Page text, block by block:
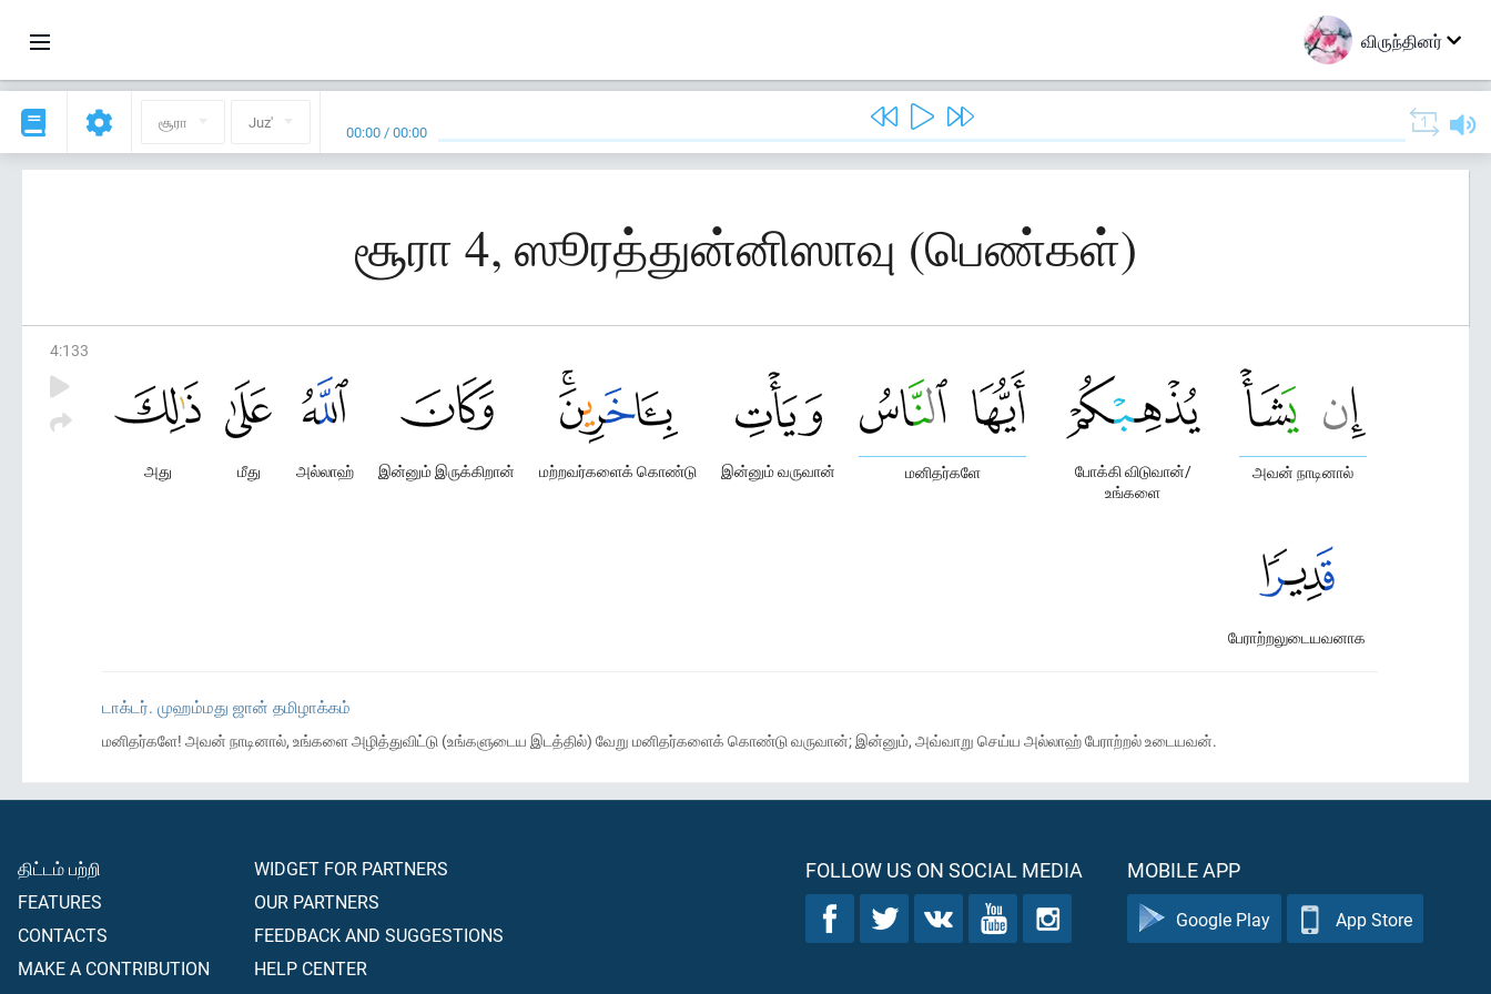
விருந்தினர்
சூரா Juz' 00:00 /00:00
சூரா 4, ஸூரத்துன்னிஸாவு (பெண்கள்)
4:133
அவன் நாடினால்
போக்கி விடுவான்/
உங்களை
மனிதர்களே
இன்னும் வருவான்
மற்றவர்களைக் கொண்டு
இன்னும் இருக்கிறான்
அல்லாஹ்
மீது
அது
பேராற்றலுடையவனாக
டாக்டர். முஹம்மது ஜான் தமிழாக்கம்
மனிதர்களே! அவன் நாடினால், உங்களை அழித்துவிட்டு (உங்களுடைய இடத்தில்) வேறு மனிதர்களைக் கொண்டு வருவான்; இன்னும், அவ்வாறு செய்ய அல்லாஹ் பேராற்றல் உடையவன்.
திட்டம் பற்றி
FEATURES
CONTACTS
MAKE A CONTRIBUTION
WIDGET FOR PARTNERS
OUR PARTNERS
FEEDBACK AND SUGGESTIONS
HELP CENTER
FOLLOW US ON SOCIAL MEDIA MOBILE APP
Google Play App Store